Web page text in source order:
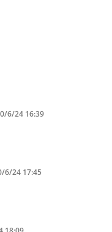
6/24 16:39
6/24 17:45